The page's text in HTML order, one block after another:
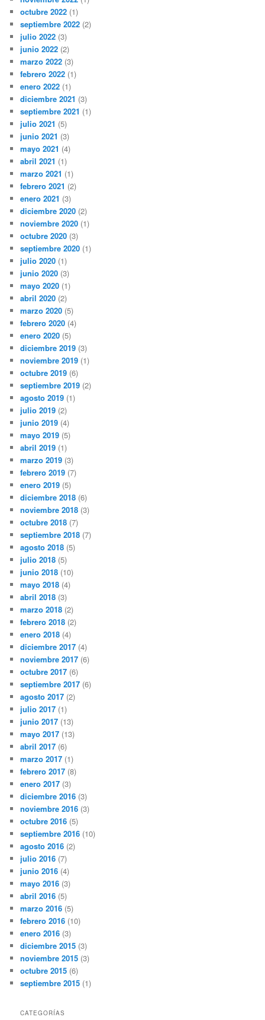
octubre 2022 (1)
septiembre 2022 (2)
julio 2022 (3)
junio 2022 (2)
marzo 2022 (3)
febrero 2022 (1)
enero 2022 (1)
diciembre 2021 (3)
septiembre 2021 (1)
julio 2021 (5)
junio 2021 (3)
mayo 2021 (4)
abril 2021 (1)
marzo 2021 (1)
febrero 2021 (2)
enero 2021 (3)
diciembre 2020 (2)
noviembre 2020 (1)
octubre 2020 (3)
septiembre 2020 (1)
julio 2020 (1)
junio 2020 (3)
mayo 2020 (1)
abril 2020 (2)
marzo 2020 (5)
febrero 2020 (4)
enero 2020 (5)
diciembre 2019 (3)
noviembre 2019 (1)
octubre 2019 (6)
septiembre 2019 (2)
agosto 2019 (1)
julio 2019 (2)
junio 2019 (4)
mayo 2019 (5)
abril 2019 (1)
marzo 2019 (3)
febrero 2019 (7)
enero 2019 (5)
diciembre 2018 (6)
noviembre 2018 (3)
octubre 2018 (7)
septiembre 2018 (7)
agosto 2018 (5)
julio 2018 (5)
junio 2018 (10)
mayo 2018 (4)
abril 2018 (3)
marzo 2018 (2)
febrero 2018 (2)
enero 2018 (4)
diciembre 2017 (4)
noviembre 2017 (6)
octubre 2017 (6)
septiembre 2017 (6)
agosto 2017 (2)
julio 2017 (1)
junio 2017 (13)
mayo 2017 (13)
abril 2017 (6)
marzo 2017 (1)
febrero 2017 (8)
enero 2017 (3)
diciembre 2016 (3)
noviembre 2016 (3)
octubre 2016 (5)
septiembre 2016 (10)
agosto 2016 (2)
julio 2016 (7)
junio 2016 (4)
mayo 2016 (3)
abril 2016 (5)
marzo 2016 (5)
febrero 2016 (10)
enero 2016 (3)
diciembre 2015 (3)
noviembre 2015 (3)
octubre 2015 (6)
septiembre 2015 (1)
CATEGORÍAS